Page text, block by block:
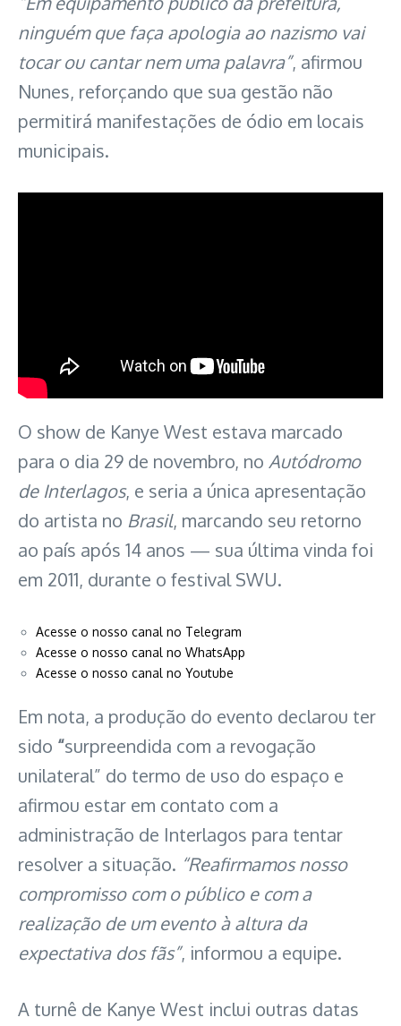
ninguém que faça apologia ao nazismo vai
tocar ou cantar nem uma palavra”, afirmou
Nunes, reforçando que sua gestão não
permitirá manifestações de ódio em locais
municipais.
O show de Kanye West estava marcado
para o dia 29 de novembro, no Autódromo
de Interlagos, e seria a única apresentação
do artista no Brasil, marcando seu retorno
ao país após 14 anos — sua última vinda foi
em 2011, durante o festival SWU.
Acesse o nosso canal no Telegram
Acesse o nosso canal no WhatsApp
Acesse o nosso canal no Youtube
Em nota, a produção do evento declarou ter
sido “surpreendida com a revogação
unilateral” do termo de uso do espaço e
afirmou estar em contato com a
administração de Interlagos para tentar
resolver a situação. “Reafirmamos nosso
compromisso com o público e com a
realização de um evento à altura da
expectativa dos fãs”, informou a equipe.
A turnê de Kanye West inclui outras datas